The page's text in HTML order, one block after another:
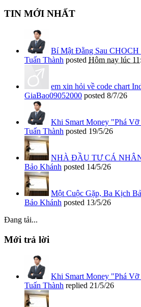
TIN MỚI NHẤT
Bí Mật Đằng Sau CHOCH
Tuấn Thành posted Hôm nay lúc
em xin hỏi về code chart
GiaBao09052000 posted 8/7/26
Khi Smart Money "Phá Vỡ
Tuấn Thành posted 19/5/26
NHÀ ĐẦU TƯ CÁ
Bảo Khánh posted 14/5/26
Một Cuộc Gặp, Ba Kịch
Bảo Khánh posted 13/5/26
Đang tải...
Mới trả lời
Khi Smart Money "Phá Vỡ
Tuấn Thành replied 21/5/26